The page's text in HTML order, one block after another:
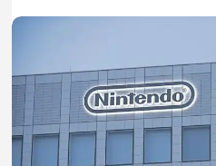
Rumeurs
Tests et previews
Tests de jeux